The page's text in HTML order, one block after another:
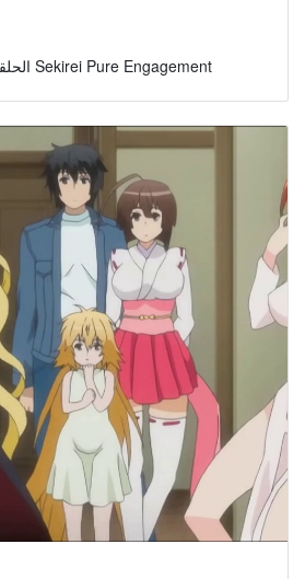
الحلقة 01 من أنمي Sekirei Pure Engagement